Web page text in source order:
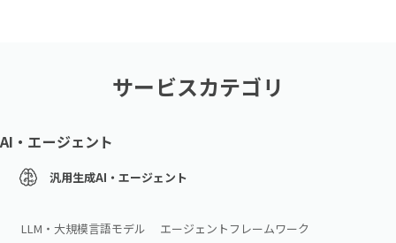
サービスカテゴリ
AI・エージェント
汎用生成AI・エージェント
LLM・大規模言語モデル
エージェントフレームワーク